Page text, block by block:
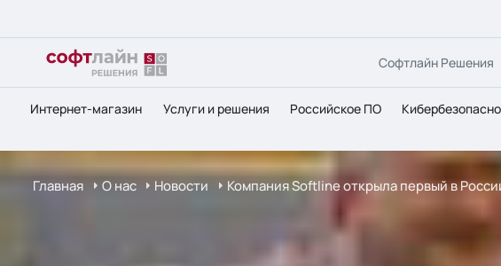
Софтлайн Решения
Интернет-магазин Услуги и решения Российское ПО
Главная О нас Новости Компания Softline открыла первый в